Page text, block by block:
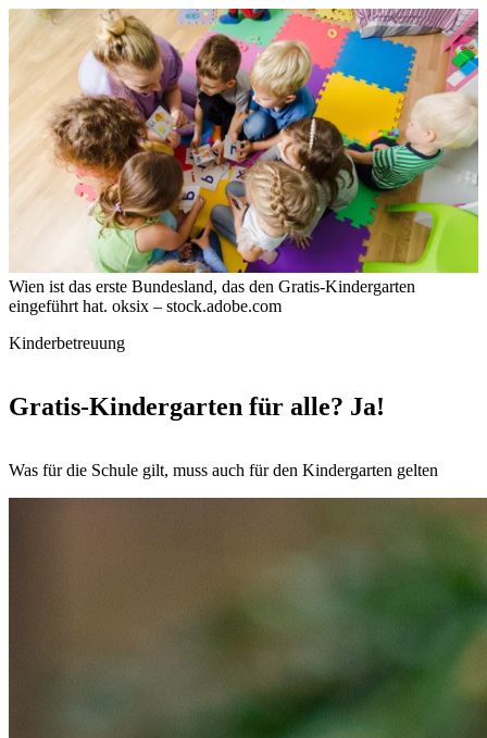
Wien ist das erste Bundesland, das den Gratis-Kindergarten
eingeführt hat. oksix – stock.adobe.com
Kinderbetreuung
Gratis-Kindergarten für alle? Ja!
Was für die Schule gilt, muss auch für den Kindergarten gelten